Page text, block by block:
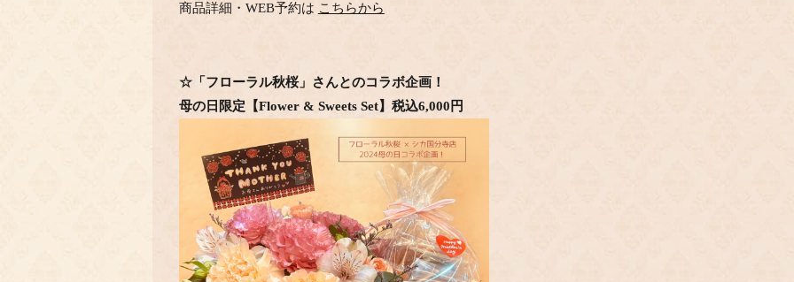
商品詳細・WEB予約は こちらから
☆「フローラル秋桜」さんとのコラボ企画！
母の日限定【Flower & Sweets Set】税込6,000円